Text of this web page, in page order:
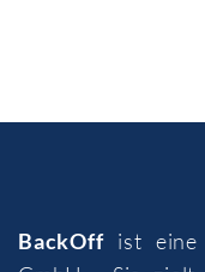
BackOffist eine